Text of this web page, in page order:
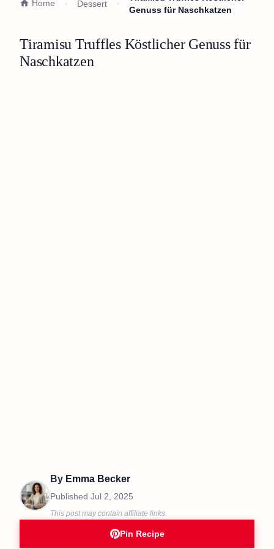
Home Dessert
Genuss für Naschkatzen
Tiramisu Truffles Köstlicher Genuss für
Naschkatzen
By Emma Becker
Published Jul 2, 2025
This post may contain affiliate links.
Pin Recipe